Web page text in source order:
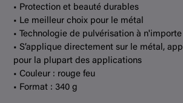
• Protection et beauté durables
• Le meilleur choix pour le métal
• Technologie de pulvérisation à
• S’applique directement sur le métal,
pour la plupart des applications
• Couleur : rouge feu
• Format : 340 g